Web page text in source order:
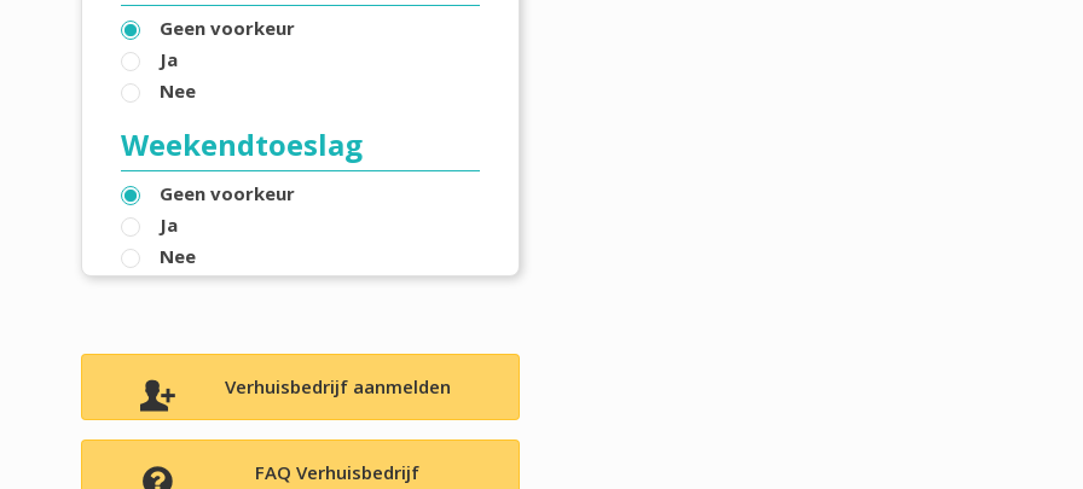
Geen voorkeur
Ja
Nee
Weekendtoeslag
Geen voorkeur
Ja
Nee
Verhuisbedrijf aanmelden
FAQ Verhuisbedrijf